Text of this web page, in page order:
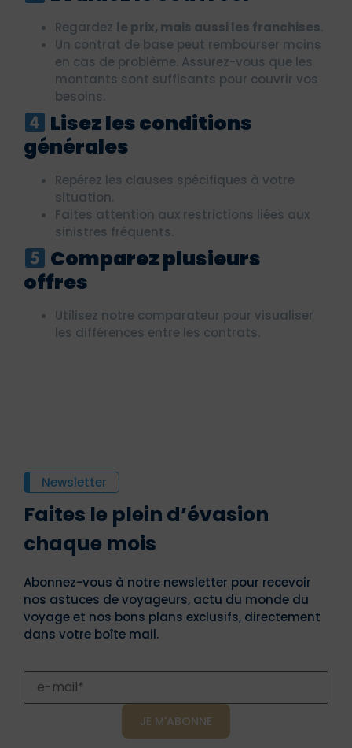
Regardez le prix, mais aussi les franchises.
Un contrat de base peut rembourser moins
en cas de problème. Assurez-vous que les
montants sont suffisants pour couvrir vos
besoins.
Lisez les conditions
générales
Repérez les clauses spécifiques à votre
situation.
Faites attention aux restrictions liées aux
sinistres fréquents.
Comparez plusieurs
offres
Utilisez notre comparateur pour visualiser
les différences entre les contrats.
Newsletter
Faites le plein d’évasion
chaque mois
Abonnez-vous à notre newsletter pour recevoir
nos astuces de voyageurs, actu du monde du
voyage et nos bons plans exclusifs, directement
dans votre boîte mail.